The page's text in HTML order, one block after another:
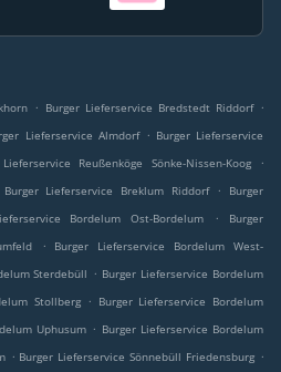
. Burger Lieferservice Bredstedt Riddorf .
Lieferservice Almdorf . Burger Lieferservice
Reußenköge Sönke-Nissen-Koog
.
Burger Lieferservice Breklum Riddorf .
Burger
Bordelum Ost-Bordelum .
Burger
.
Burger Lieferservice Bordelum West-
Sterdebüll . Burger Lieferservice Bordelum
Stollberg . Burger Lieferservice Bordelum
Uphusum . Burger Lieferservice Bordelum
. Burger Lieferservice Sönnebüll Friedensburg .